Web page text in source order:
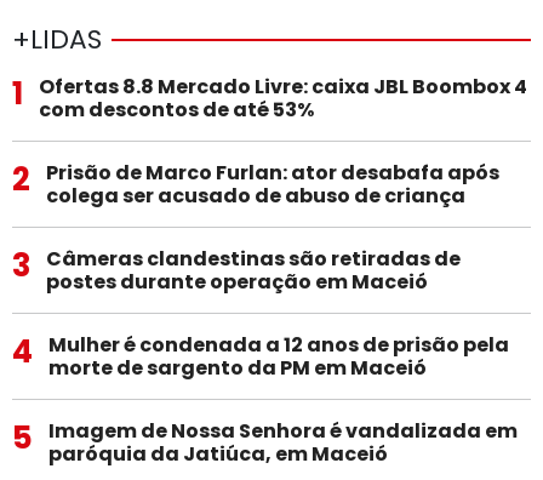
+LIDAS
1
Ofertas 8.8 Mercado Livre: caixa JBL Boombox 4
com descontos de até 53%
2
Prisão de Marco Furlan: ator desabafa após
colega ser acusado de abuso de criança
3
Câmeras clandestinas são retiradas de
postes durante operação em Maceió
4
Mulher é condenada a 12 anos de prisão pela
morte de sargento da PM em Maceió
5
Imagem de Nossa Senhora é vandalizada em
paróquia da Jatiúca, em Maceió